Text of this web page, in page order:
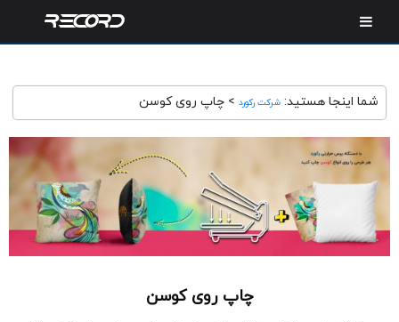
شما اینجا هستید: شرکت رکورد > چاپ روی کوسن
چاپ روی کوسن